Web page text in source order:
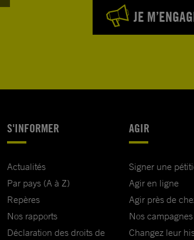
JE
S'INFORMER
Actualités
Par pays (A à Z)
Repères
Nos rapports
Déclaration des droits de
AGIR
Signer une
Agir en ligne
Agir près de
Nos campagnes
Changez leur